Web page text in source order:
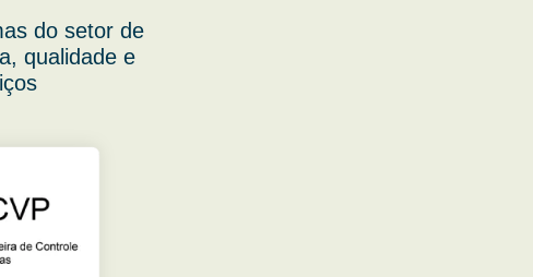
do setor de
qualidade e